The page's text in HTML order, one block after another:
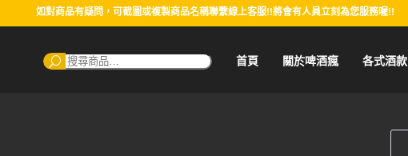
如對商品有疑問，可截圖或複製商品名稱聯繫線上客服!!將會有人員立刻為您服務喔!!
搜
尋：
首頁 關於啤酒瘋 各式酒款